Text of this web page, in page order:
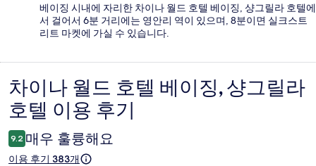
베이징 시내에 자리한 차이나 월드 호텔 베이징, 샹그릴라 호텔에
서 걸어서 6분 거리에는 영안리 역이 있으며, 8분이면 실크스트
리트 마켓에 가실 수 있습니다.
이
용
후
기
차이나 월드 호텔 베이징, 샹그릴라
호텔 이용 후기
9.2 매우 훌륭해요
이용 후기 383개